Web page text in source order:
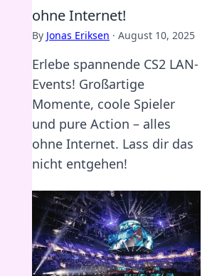
ohne Internet!
By Jonas Eriksen · August 10, 2025
Erlebe spannende CS2 LAN-
Events! Großartige
Momente, coole Spieler
und pure Action – alles
ohne Internet. Lass dir das
nicht entgehen!